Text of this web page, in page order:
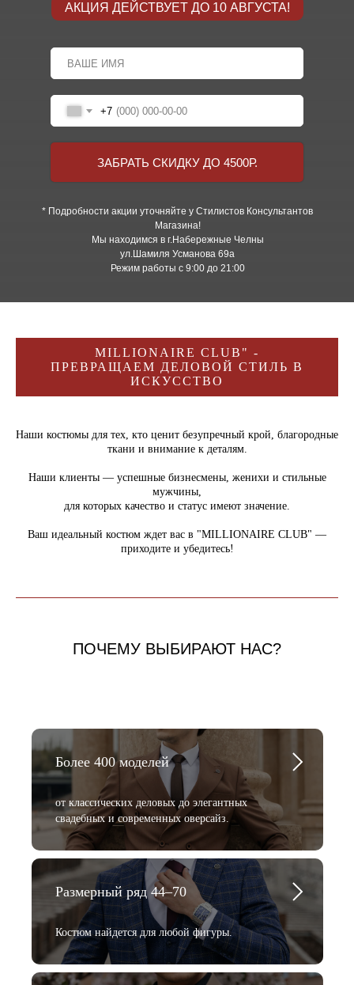
АКЦИЯ ДЕЙСТВУЕТ ДО 10 АВГУСТА!
* Подробности акции уточняйте у Стилистов Консультантов
Магазина!
Мы находимся в г.Набережные Челны
ул.Шамиля Усманова 69а
Режим работы с 9:00 до 21:00
+7
ЗАБРАТЬ СКИДКУ ДО 4500Р.
MILLIONAIRE CLUB" -
ПРЕВРАЩАЕМ ДЕЛОВОЙ СТИЛЬ В
ИСКУССТВО
Наши костюмы для тех, кто ценит безупречный крой, благородные
ткани и внимание к деталям.
Наши клиенты — успешные бизнесмены, женихи и стильные
мужчины,
для которых качество и статус имеют значение.
Ваш идеальный костюм ждет вас в "MILLIONAIRE CLUB" —
приходите и убедитесь!
ПОЧЕМУ ВЫБИРАЮТ НАС?
Более 400 моделей
от классических деловых до элегантных
свадебных и современных оверсайз.
Размерный ряд 44–70
Костюм найдется для любой фигуры.